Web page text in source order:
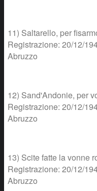
11) Saltarello, per
Registrazione: 20/12/
Abruzzo
12) Sand'Andonie, per
Registrazione: 20/12/
Abruzzo
13) Scite fatte la vonne
Registrazione: 20/12/
Abruzzo